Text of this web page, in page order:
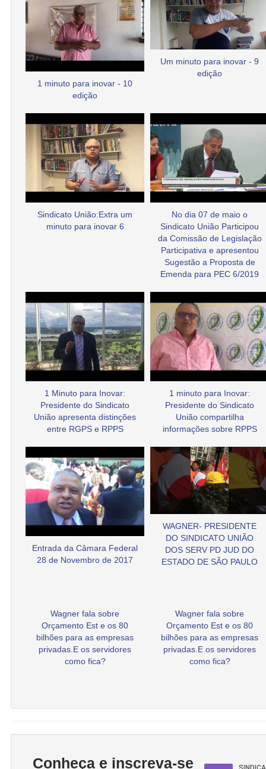
1 minuto para inovar - 10
edição
Um minuto para inovar - 9
edição
Sindicato União:Extra um
minuto para inovar 6
No dia 07 de maio o
Sindicato União Participou
da Comissão de Legislação
Participativa e apresentou
Sugestão a Proposta de
Emenda para PEC 6/2019
1 Minuto para Inovar:
Presidente do Sindicato
União apresenta distinções
entre RGPS e RPPS
1 minuto para Inovar:
Presidente do Sindicato
União compartilha
informações sobre RPPS
Entrada da Câmara Federal
28 de Novembro de 2017
WAGNER- PRESIDENTE
DO SINDICATO UNIÃO
DOS SERV PD JUD DO
ESTADO DE SÃO PAULO
Wagner fala sobre
Orçamento Est e os 80
bilhões para as empresas
privadas.E os servidores
como fica?
Wagner fala sobre
Orçamento Est e os 80
bilhões para as empresas
privadas.E os servidores
como fica?
Conheça e inscreva-se